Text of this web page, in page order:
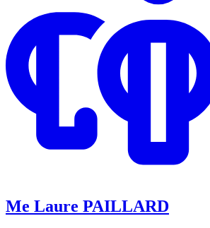
Me Laure PAILLARD